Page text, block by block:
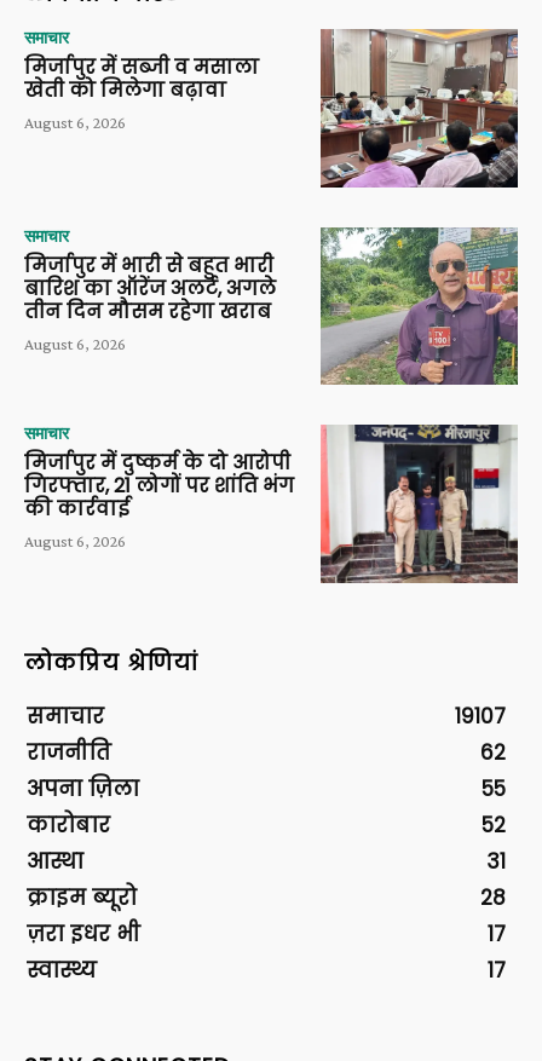
समाचार
मिर्जापुर में सब्जी व मसाला
खेती को मिलेगा बढ़ावा
August 6, 2026
समाचार
मिर्जापुर में भारी से बहुत भारी
बारिश का ऑरेंज अलर्ट, अगले
तीन दिन मौसम रहेगा खराब
August 6, 2026
समाचार
मिर्जापुर में दुष्कर्म के दो आरोपी
गिरफ्तार, 21 लोगों पर शांति भंग
की कार्रवाई
August 6, 2026
लोकप्रिय श्रेणियां
समाचार
19107
राजनीति
62
अपना ज़िला
55
कारोबार
52
आस्था
31
क्राइम ब्यूरो
28
ज़रा इधर भी
17
स्वास्थ्य
17